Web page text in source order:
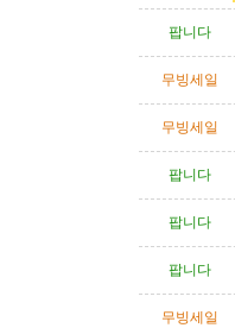
팝니다
무빙세일
무빙세일
팝니다
팝니다
팝니다
무빙세일